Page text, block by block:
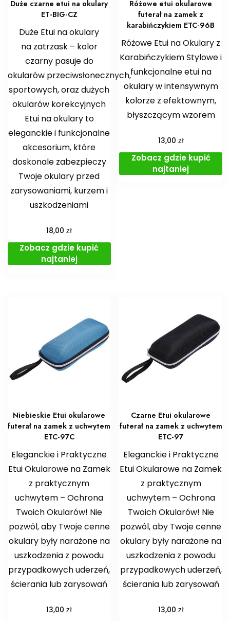
Duże czarne etui na okulary
ET-BIG-CZ
Duże Etui na okulary
na zatrzask – kolor
czarny pasuje do
okularów przeciwsłonecznych,
sportowych, oraz dużych
okularów korekcyjnych
Etui na okulary to
eleganckie i funkcjonalne
akcesorium, które
doskonale zabezpieczy
Twoje okulary przed
zarysowaniami, kurzem i
uszkodzeniami
18,00zł
Zobacz gdzie kupić
najtaniej
Różowe etui okularowe
futerał na zamek z
karabińczykiem ETC-96B
Różowe Etui na Okulary z
Karabińczykiem Stylowe i
funkcjonalne etui na
okulary w intensywnym
kolorze z efektownym,
błyszczącym wzorem
13,00 zł
Zobacz gdzie kupić
najtaniej
Niebieskie Etui okularowe
futerał na zamek z uchwytem
ETC-97C
Eleganckie i Praktyczne
Etui Okularowe na Zamek
z praktycznym
uchwytem – Ochrona
Twoich Okularów! Nie
pozwól, aby Twoje cenne
okulary były narażone na
uszkodzenia z powodu
przypadkowych uderzeń,
ścierania lub zarysowań
13,00zł
Czarne Etui okularowe
futerał na zamek z uchwytem
ETC-97
Eleganckie i Praktyczne
Etui Okularowe na Zamek
z praktycznym
uchwytem – Ochrona
Twoich Okularów! Nie
pozwól, aby Twoje cenne
okulary były narażone na
uszkodzenia z powodu
przypadkowych uderzeń,
ścierania lub zarysowań
13,00 zł